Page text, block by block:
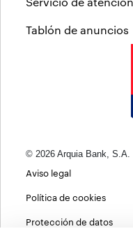
Tablón de anuncios
© 2026 Arquia Bank, S.A.
Aviso legal
Política de cookies
Protección de datos